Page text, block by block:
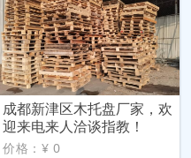
成都新津区木托盘厂家，欢
迎来电来人洽谈指教！
价格：¥ 0